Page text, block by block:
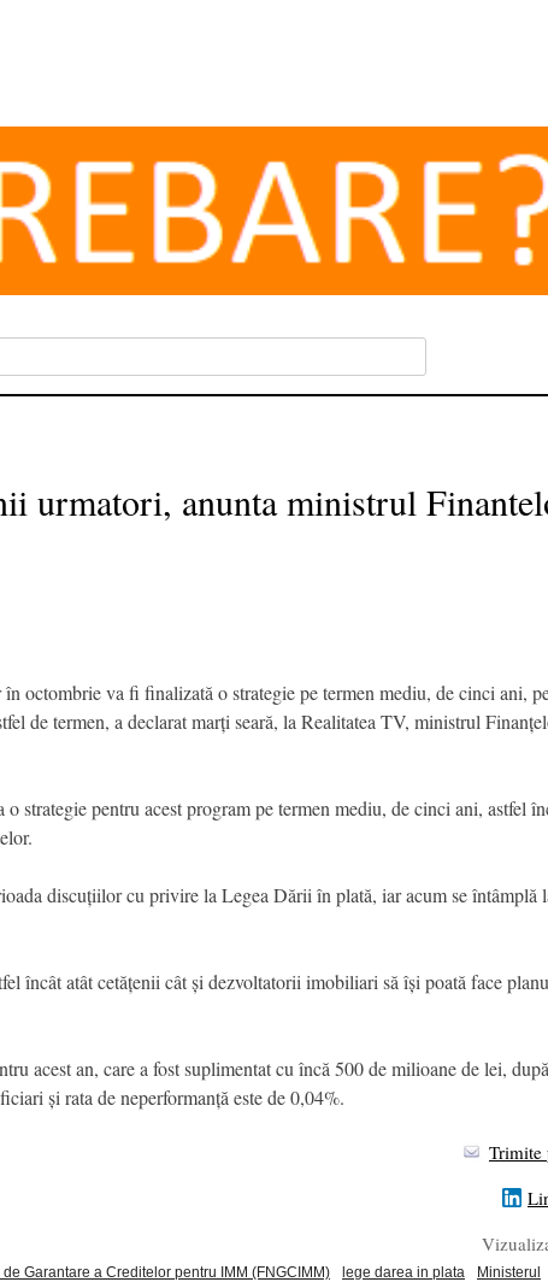
urmatori, anunta ministrul
octombrie va fi finalizată o strategie pe termen mediu, de cinci ani,
de termen, a declarat marți seară, la Realitatea TV, ministrul
pentru acest program pe termen mediu, de cinci ani, astfel
discuțiilor cu privire la Legea Dării în plată, iar acum se întâmplă
încât atât cetățenii cât și dezvoltatorii imobiliari să își poată face
acest an, care a fost suplimentat cu încă 500 de milioane de lei, după
și rata de neperformanță este de 0,04%.
Trimite
de Garantare a Creditelor pentru IMM (FNGCIMM) lege darea in plata
Ministerul